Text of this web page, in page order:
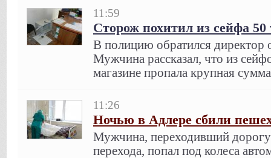
11:59
Сторож похитил из сейфа 50
В полицию обратился директор
Мужчина рассказал, что из
магазине пропала крупная
11:26
Ночью в Адлере сбили
Мужчина, переходивший
перехода, попал под колеса